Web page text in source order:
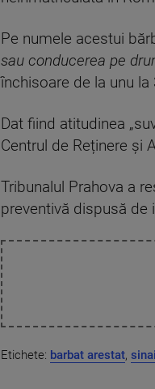
Pe numele acestui
sau conducerea pe
închisoare de la unu
Dat fiind atitudinea
Centrul de Reținere și
Tribunalul Prahova a
preventivă dispusă de
Etichete: barbat arestat,